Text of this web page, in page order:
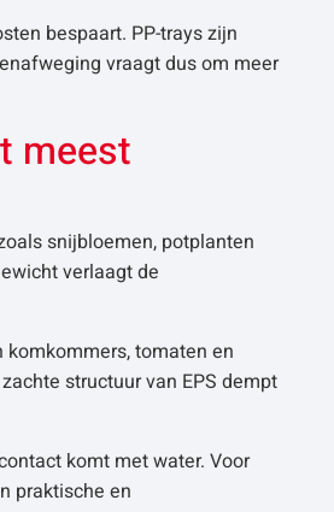
bespaart. PP-trays zijn
vraagt dus om meer
meest
snijbloemen, potplanten
verlaagt de
tomaten en
structuur van EPS dempt
komt met water. Voor
praktische en